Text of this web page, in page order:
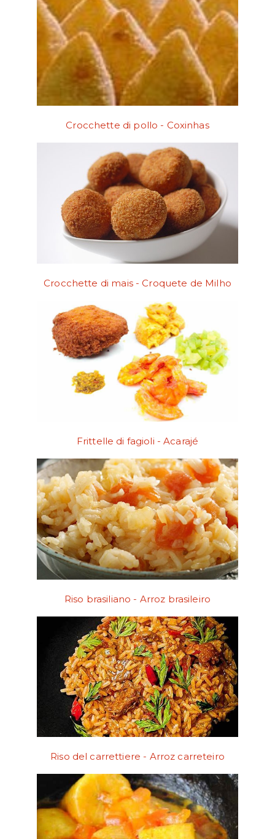
Crocchette di pollo - Coxinhas
Crocchette di mais - Croquete de Milho
Frittelle di fagioli - Acarajé
Riso brasiliano - Arroz brasileiro
Riso del carrettiere - Arroz carreteiro